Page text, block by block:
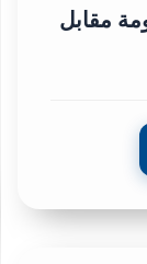
مقابل